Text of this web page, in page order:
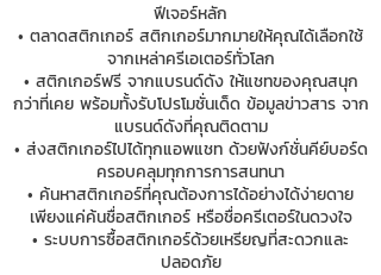
ฟีเจอร์หลัก
• ตลาดสติกเกอร์ สติกเกอร์มากมายให้คุณได้เลือกใช้
จากเหล่าครีเอเตอร์ทั่วโลก
• สติกเกอร์ฟรี จากแบรนด์ดัง ให้แชทของคุณสนุก
กว่าที่เคย พร้อมทั้งรับโปรโมชั่นเด็ด ข้อมูลข่าวสาร จาก
แบรนด์ดังที่คุณติดตาม
• ส่งสติกเกอร์ไปได้ทุกแอพแชท ด้วยฟังก์ชั่นคีย์บอร์ด
ครอบคลุมทุกการการสนทนา
• ค้นหาสติกเกอร์ที่คุณต้องการได้อย่างได้ง่ายดาย
เพียงแค่ค้นชื่อสติกเกอร์ หรือชื่อครีเตอร์ในดวงใจ
• ระบบการซื้อสติกเกอร์ด้วยเหรียญที่สะดวกและ
ปลอดภัย